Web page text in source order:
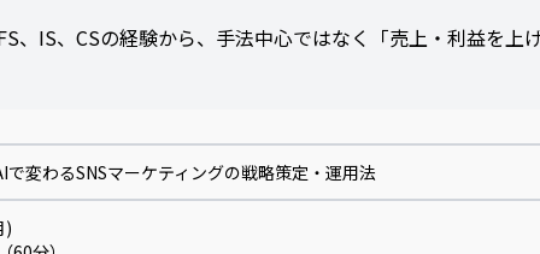
IS、CSの経験から、手法中心ではなく「売上・利益を
変わるSNSマーケティングの戦略策定・運用法
)